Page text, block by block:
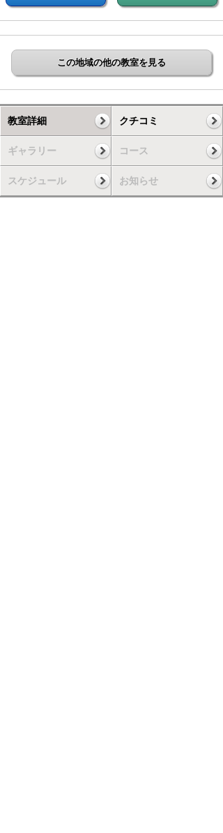
この地域の他の教室を見る
教室詳細 クチコミ
ギャラリー コース
スケジュール お知らせ